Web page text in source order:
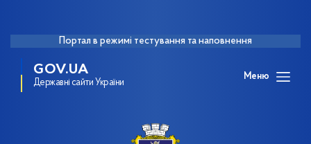
Портал в режимі тестування та наповнення
GOV.UA
Державні сайти України
Меню